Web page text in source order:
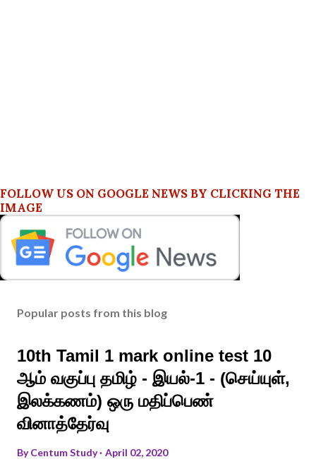
FOLLOW US ON GOOGLE NEWS BY CLICKING THE
IMAGE
Popular posts from this blog
10th Tamil 1 mark online test 10
ஆம் வகுப்பு தமிழ் - இயல்-1 - (செய்யுள்,
இலக்கணம்) ஒரு மதிப்பெண்
வினாத்தேர்வு
ByCentum Study April 02, 2020